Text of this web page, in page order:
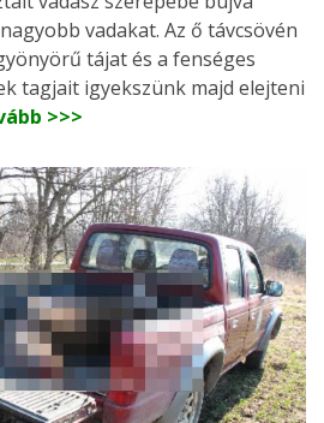
vadakat. Az ő távcsövén
tájat és a fenséges
tagjait igyekszünk majd elejteni
>>>